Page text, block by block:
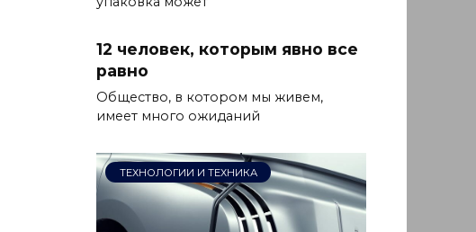
12 человек, которым явно все
равно
Общество, в котором мы живем,
имеет много ожиданий
ТЕХНОЛОГИИ И ТЕХНИКА